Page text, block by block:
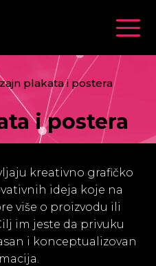
plakata i postera
i postera
kreativno grafičko
ideja koje na
više o proizvodu ili
im jeste da privuku
i konceptualizovan